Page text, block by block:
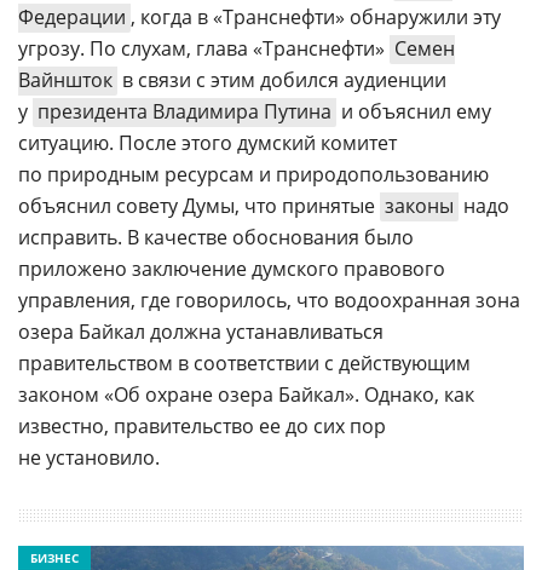
Федерации , когда в «Транснефти» обнаружили эту
угрозу. По слухам, глава «Транснефти» Семен
Вайншток в связи с этим добился аудиенции
у президента Владимира Путина и объяснил ему
ситуацию. После этого думский комитет
по природным ресурсам и природопользованию
объяснил совету Думы, что принятые законы надо
исправить. В качестве обоснования было
приложено заключение думского правового
управления, где говорилось, что водоохранная зона
озера Байкал должна устанавливаться
правительством в соответствии с действующим
законом «Об охране озера Байкал». Однако, как
известно, правительство ее до сих пор
не установило.
БИЗНЕС